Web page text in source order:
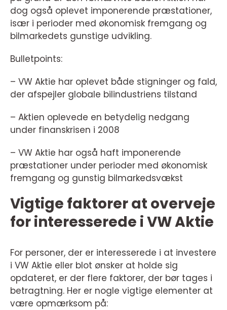
dog også oplevet imponerende præstationer,
især i perioder med økonomisk fremgang og
bilmarkedets gunstige udvikling.
Bulletpoints:
– VW Aktie har oplevet både stigninger og fald,
der afspejler globale bilindustriens tilstand
– Aktien oplevede en betydelig nedgang
under finanskrisen i 2008
– VW Aktie har også haft imponerende
præstationer under perioder med økonomisk
fremgang og gunstig bilmarkedsvækst
Vigtige faktorer at overveje
for interesserede i VW Aktie
For personer, der er interesserede i at investere
i VW Aktie eller blot ønsker at holde sig
opdateret, er der flere faktorer, der bør tages i
betragtning. Her er nogle vigtige elementer at
være opmærksom på: